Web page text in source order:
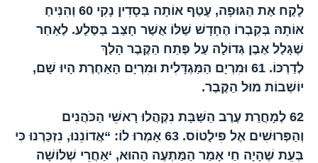
לָקַח אֶת הַגּוּפָה, עָטַף אוֹתָה בְּסָדִין נָקִי 60 וְהִנִּיחַ
אוֹתָהּ בְּקִבְרוֹ הֶחָדָשׁ שֶׁלּוֹ אֲשֶׁר חָצַב בַּסֶּלַע. לְאַחַר
שֶׁגָּלַל אֶבֶן גְּדוֹלָה עַל פֶּתַח הַקֶּבֶר הָלַךְ
לְדַרְכּוֹ. 61 וּמִרְיָם הַמַּגְדָּלִית וּמִרְיָם הָאַחֶרֶת הָיוּ שָׁם,
יוֹשְׁבוֹת מוּל הַקֶּבֶר.
62 לְמָחֳרַת עֶרֶב הַשַּׁבָּת נִקְהֲלוּ רָאשֵׁי הַכֹּהֲנִים
וְהַפְּרוּשִׁים אֶל פִּילָטוֹס. 63 אָמְרוּ לוֹ: “אֲדוֹנֵנוּ, נִזְכַּרְנוּ כִּי
בְּעֵת שֶׁהָיָה חַי אָמַר הַמַּתְעֶה הַהוּא, ‘אַחֲרֵי שְׁלוֹשָׁה